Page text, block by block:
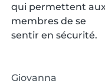
qui permettent
membres de se
sentir en sécurité.
Giovanna